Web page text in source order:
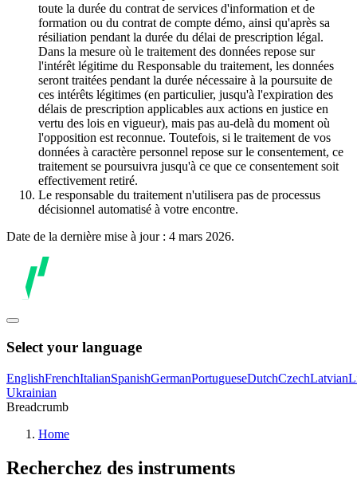
toute la durée du contrat de services d'information et de
formation ou du contrat de compte démo, ainsi qu'après sa
résiliation pendant la durée du délai de prescription légal.
Dans la mesure où le traitement des données repose sur
l'intérêt légitime du Responsable du traitement, les données
seront traitées pendant la durée nécessaire à la poursuite de
ces intérêts légitimes (en particulier, jusqu'à l'expiration des
délais de prescription applicables aux actions en justice en
vertu des lois en vigueur), mais pas au-delà du moment où
l'opposition est reconnue. Toutefois, si le traitement de vos
données à caractère personnel repose sur le consentement, ce
traitement se poursuivra jusqu'à ce que ce consentement soit
effectivement retiré.
Le responsable du traitement n'utilisera pas de processus
décisionnel automatisé à votre encontre.
Date de la dernière mise à jour : 4 mars 2026.
Select your language
EnglishFrenchItalianSpanishGermanPortugueseDutchCzechLatvian
Ukrainian
Breadcrumb
Home
Recherchez des instruments